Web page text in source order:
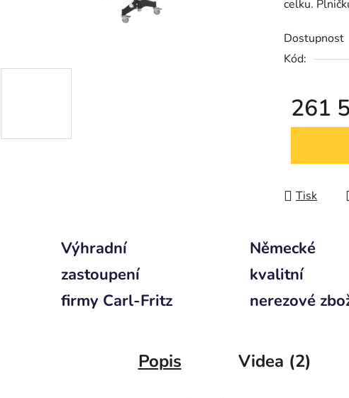
celku.
Dostupnost
Kód:
261
Měrná
Tisk
Výhradní
zastoupení
firmy Carl-Fritz
Německé
kvalitní
nerezové
Popis Videa (2)